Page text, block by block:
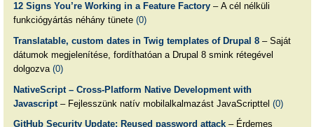
12 Signs You’re Working in a Feature Factory– A cél nélküli
funkciógyártás néhány tünete (0)
Translatable, custom dates in Twig templates of Drupal 8– Saját
dátumok megjelenítése, fordíthatóan a Drupal 8 smink rétegével
dolgozva (0)
NativeScript – Cross-Platform Native Development with
Javascript– Fejlesszünk natív mobilalkalmazást JavaScripttel (0)
GitHub Security Update: Reused password attack– Érdemes